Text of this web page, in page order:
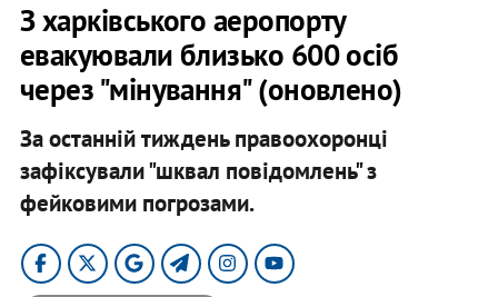
З харківського аеропорту
евакуювали близько 600 осіб
через "мінування" (оновлено)
За останній тиждень правоохоронці
зафіксували "шквал повідомлень" з
фейковими погрозами.